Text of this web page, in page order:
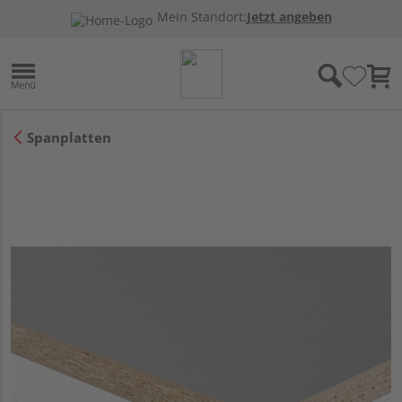
Mein Standort:Jetzt angeben
Spanplatten